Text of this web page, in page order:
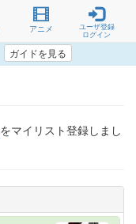
アニメ
ユーザ登録
ログイン
ガイドを見る
をマイリスト登録しまし